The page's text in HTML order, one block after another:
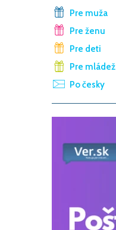
Pre muža
Pre ženu
Pre deti
Pre mládež
Po česky